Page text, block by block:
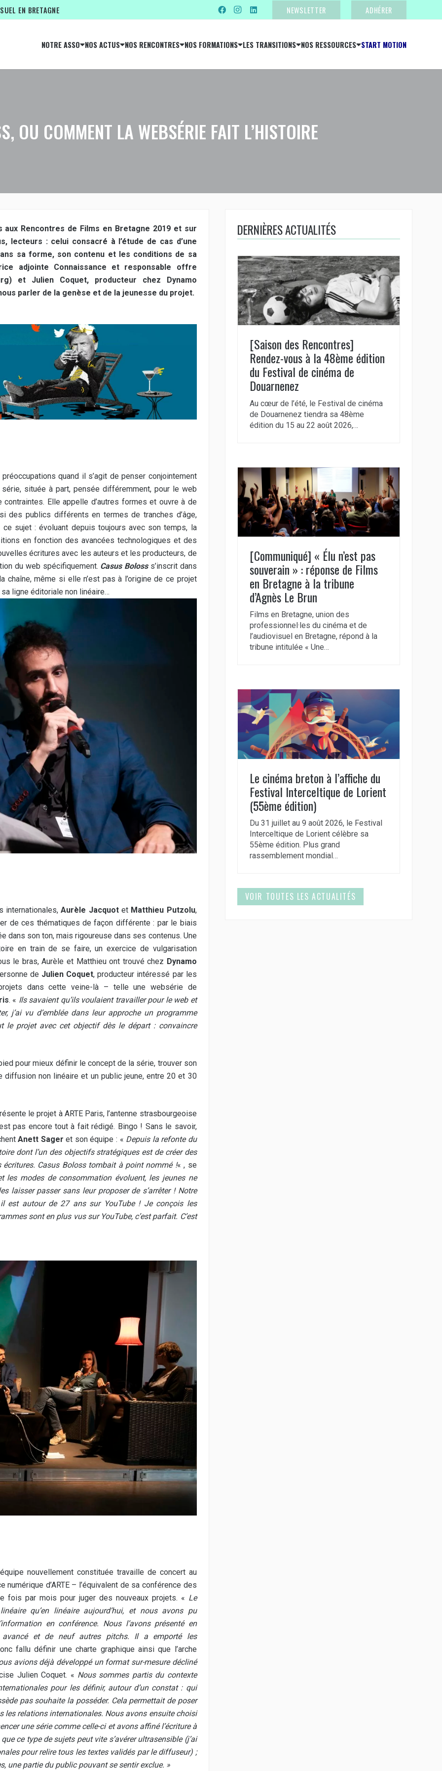
EN BRETAGNE NEWSLETTER ADHÉRER
NOTRE ASSO NOS ACTUS NOS RENCONTRES NOS FORMATIONS LES TRANSITIONS NOS RESSOURCES START MOTION
OU COMMENT LA WEBSÉRIE FAIT L’HISTOIRE
Rencontres de Films en Bretagne 2019 et sur
lecteurs : celui consacré à l’étude de cas d’une
sa forme, son contenu et les conditions de sa
adjointe Connaissance et responsable offre
et Julien Coquet, producteur chez Dynamo
parler de la genèse et de la jeunesse du projet.
quand il s’agit de penser conjointement
située à part, pensée différemment, pour le web
Elle appelle d’autres formes et ouvre à de
des publics différents en termes de tranches d’âge,
sujet : évoluant depuis toujours avec son temps, la
en fonction des avancées technologiques et des
écritures avec les auteurs et les producteurs, de
du web spécifiquement. Casus Bolosss’inscrit dans
même si elle n’est pas à l’origine de ce projet
ligne éditoriale non linéaire…
internationales,Aurèle Jacquotet Matthieu Putzolu,
de ces thématiques de façon différente : par le biais
dans son ton, mais rigoureuse dans ses contenus. Une
en train de se faire, un exercice de vulgarisation
le bras, Aurèle et Matthieu ont trouvé chez Dynamo
de Julien Coquet, producteur intéressé par les
dans cette veine-là – telle une websérie de
. « Ils savaient qu’ils voulaient travailler pour le web et
j’ai vu d’emblée dans leur approche un programme
le projet avec cet objectif dès le départ : convaincre
pour mieux définir le concept de la série, trouver son
non linéaire et un public jeune, entre 20 et 30
le projet à ARTE Paris, l’antenne strasbourgeoise
pas encore tout à fait rédigé. Bingo ! Sans le savoir,
Anett Sager et son équipe : « Depuis la refonte du
dont l’un des objectifs stratégiques est de créer des
Casus Boloss tombait à point nommé !« , se
les modes de consommation évoluent, les jeunes ne
laisser passer sans leur proposer de s’arrêter ! Notre
est autour de 27 ans sur YouTube ! Je conçois les
sont en plus vus sur YouTube, c’est parfait. C’est
nouvellement constituée travaille de concert au
d’ARTE – l’équivalent de sa conférence des
fois par mois pour juger des nouveaux projets. « Le
qu’en linéaire aujourd’hui, et nous avons pu
en conférence. Nous l’avons présenté en
et de neuf autres pitchs. Il a emporté les
fallu définir une charte graphique ainsi que l’arche
avions déjà développé un format sur-mesure décliné
Julien Coquet. « Nous sommes partis du contexte
pour les définir, autour d’un constat : qui
pas souhaite la posséder. Cela permettait de poser
les relations internationales. Nous avons ensuite choisi
une série comme celle-ci et avons affiné l’écriture à
ce type de sujets peut vite s’avérer ultrasensible (j’ai
pour relire tous les textes validés par le diffuseur) ;
une partie du public pouvant se sentir exclue. »
DERNIÈRES ACTUALITÉS
[Saison des Rencontres]
Rendez-vous à la 48ème édition
du Festival de cinéma de
Douarnenez
Au cœur de l’été, le Festival de cinéma
de Douarnenez tiendra sa 48ème
édition du 15 au 22 août 2026,…
[Communiqué] « Élu n’est pas
souverain » : réponse de Films
en Bretagne à la tribune
d’Agnès Le Brun
Films en Bretagne, union des
professionnel·les du cinéma et de
l’audiovisuel en Bretagne, répond à la
tribune intitulée « Une…
Le cinéma breton à l’affiche du
Festival Interceltique de Lorient
(55ème édition)
Du 31 juillet au 9 août 2026, le Festival
Interceltique de Lorient célèbre sa
55ème édition. Plus grand
rassemblement mondial…
VOIR TOUTES LES ACTUALITÉS